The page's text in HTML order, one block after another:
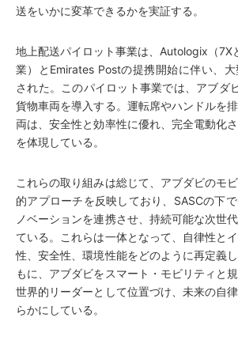
送をいかに変革できるかを実証する。
地上配送パイロット事業は、Autologix（7X
業）とEmirates Postの提携開始に伴い、
された。このパイロット事業では、アブダ
貨物車両を導入する。運転席やハンドルを
両は、安全性と効率性に優れ、完全電動化
を体現している。
これらの取り組みは総じて、アブダビのモ
的アプローチを反映しており、SASCの下
ノベーションを連携させ、持続可能な次世
ている。これらは一体となって、自律性と
性、安全性、環境性能をどのように再定義
もに、アブダビをスマート・モビリティと
世界的リーダーとして位置づけ、未来の自
らかにしている。